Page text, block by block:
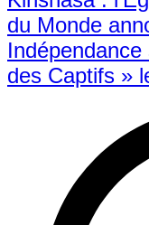
du Monde
des Captifs »